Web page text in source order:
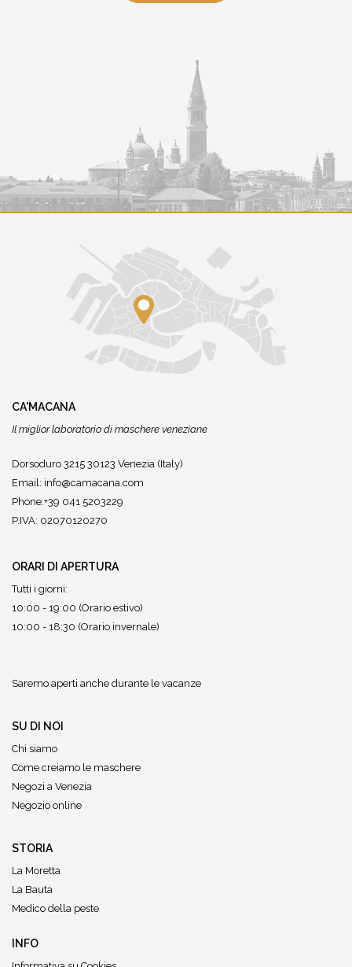
CA'MACANA
Il miglior laboratorio di maschere veneziane
Dorsoduro 3215 30123 Venezia (Italy)
Email: info@camacana.com
Phone:+39 041 5203229
P.IVA: 02070120270
ORARI DI APERTURA
Tutti i giorni:
10:00 - 19:00 (Orario estivo)
10:00 - 18:30 (Orario invernale)
Saremo aperti anche durante le vacanze
SU DI NOI
Chi siamo
Come creiamo le maschere
Negozi a Venezia
Negozio online
STORIA
La Moretta
La Bauta
Medico della peste
INFO